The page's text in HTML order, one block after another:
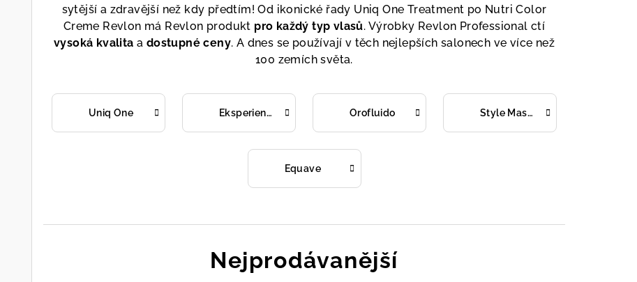
sytější a zdravější než kdy předtím! Od ikonické řady Uniq One Treatment po Nutri Color
Creme Revlon má Revlon produkt pro každý typ vlasů. Výrobky Revlon Professional ctí
vysoká kvalita a dostupné ceny. A dnes se používají v těch nejlepších salonech ve více než
100 zemích světa.
Uniq One Eksperience Orofluido Style Masters
Equave
Nejprodávanější